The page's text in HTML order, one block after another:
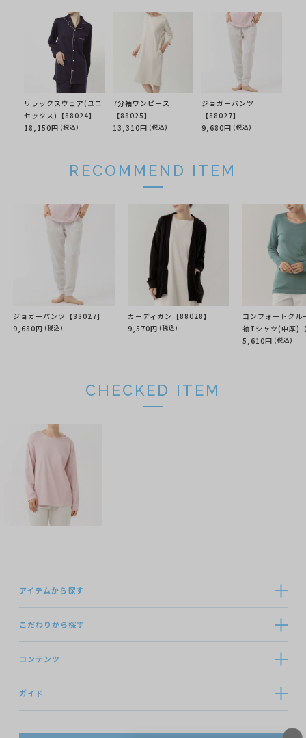
リラックスウェア(ユニ
セックス)【88024】
18,150円 (税込)
7分袖ワンピース
【88025】
13,310円 (税込)
ジョガーパンツ
【88027】
9,680円 (税込)
RECOMMEND ITEM
ジョガーパンツ【88027】
9,680円 (税込)
カーディガン【88028】
9,570円 (税込)
コンフォートクル
袖Tシャツ(中厚)
5,610円 (税込)
CHECKED ITEM
アイテムから探す
こだわりから探す
コンテンツ
ガイド